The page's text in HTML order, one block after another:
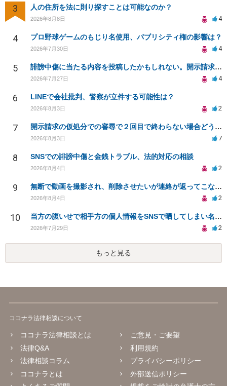
3 人の住所を法に則り探すことは可能なのか？
2026年8月8日 4
4 プロ野球ゲームのもじり名使用、パブリシティ権の影響は？
2026年7月30日 4
5 誹謗中傷に当たる内容を投稿したかもしれない。開示請求や民事刑事裁判に発展しうるのか教えて欲しい。
2026年7月27日 4
6 LINEで会社批判、警察が立件する可能性は？
2026年8月3日 2
7 開示請求の仮処分での審尋で２回目で終わらない場合どうしたらいいですか
2026年8月3日 7
8 SNSでの誹謗中傷と金銭トラブル、法的対応の相談
2026年8月4日 2
9 無断で動画を撮影され、削除させたいが連絡が返ってこない。
2026年8月4日 2
10 当方の腹いせで相手方の個人情報をSNSで晒してしまい名誉毀損させてしまったかもしれない
2026年7月29日 2
もっと見る
ココナラ法律相談について
ココナラ法律相談とは
法律Q&A
法律相談コラム
ココナラとは
ご意見・ご要望
利用規約
プライバシーポリシー
外部送信ポリシー